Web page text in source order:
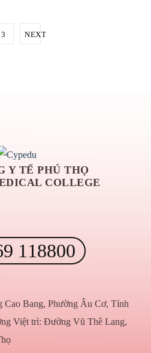
3 NEXT
Y TẾ PHÚ THỌ
COLLEGE
118800
Cao Bang, Phường Âu Cơ, Tỉnh
Việt trì: Đường Vũ Thê Lang,